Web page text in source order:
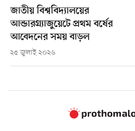
জাতীয় বিশ্ববিদ্যালয়ের
আন্ডারগ্র্যাজুয়েটে প্রথম বর্ষের
আবেদনের সময় বাড়ল
২৫ জুলাই ২০২৬